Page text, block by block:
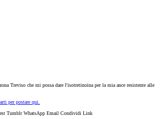
Treviso che mi possa dare l'isotretinoina per la mia ance resistente alle
per postare qui.
Tumblr WhatsApp Email Condividi Link